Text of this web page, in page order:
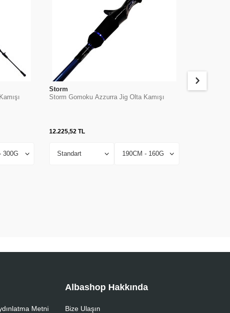
Storm
Storm Gomoku Azzurra Jig Olta Kamışı
12.225,52TL
Storm
Metni
Albashop Hakkında
Bize Ulaşın